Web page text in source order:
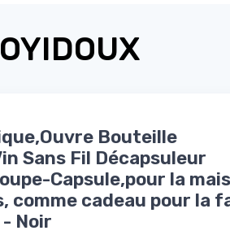
Bouteille
Sans Fil Décapsuleur
Capsule,pour la
cadeau pour la
Noir